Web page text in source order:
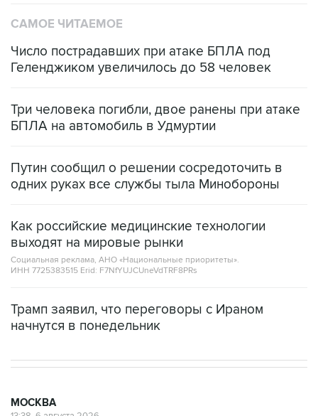
САМОЕ ЧИТАЕМОЕ
Число пострадавших при атаке БПЛА под
Геленджиком увеличилось до 58 человек
Три человека погибли, двое ранены при атаке
БПЛА на автомобиль в Удмуртии
Путин сообщил о решении сосредоточить в
одних руках все службы тыла Минобороны
Как российские медицинские технологии
выходят на мировые рынки
Социальная реклама, АНО «Национальные приоритеты».
ИНН 7725383515 Erid: F7NfYUJCUneVdTRF8PRs
Трамп заявил, что переговоры с Ираном
начнутся в понедельник
МОСКВА